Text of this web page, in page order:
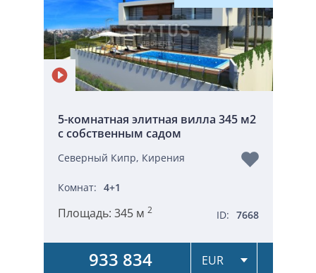
5-комнатная элитная вилла 345 м2
с собственным садом
Северный Кипр, Кирения
Комнат: 4+1
Площадь: 345 м 2 ID: 7668
933 834